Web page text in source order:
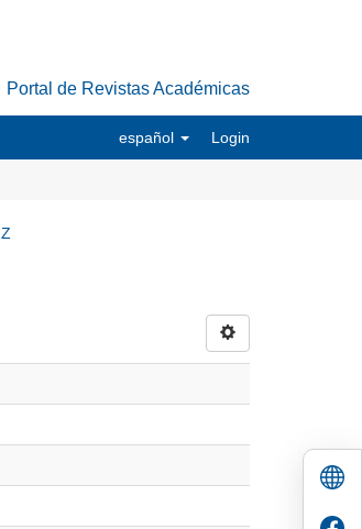
Portal de Revistas Académicas
español Login
Z